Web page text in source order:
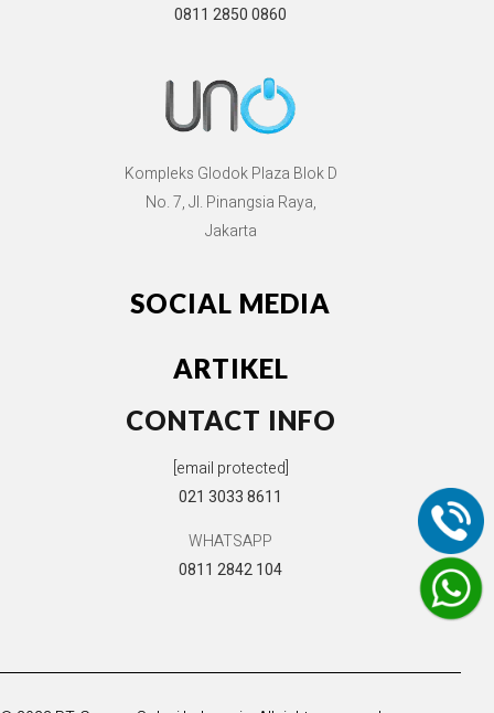
0811 2850 0860
Kompleks Glodok Plaza Blok D
No. 7, Jl. Pinangsia Raya,
Jakarta
SOCIAL MEDIA
ARTIKEL
CONTACT INFO
[email protected]
021 3033 8611
WHATSAPP
0811 2842 104